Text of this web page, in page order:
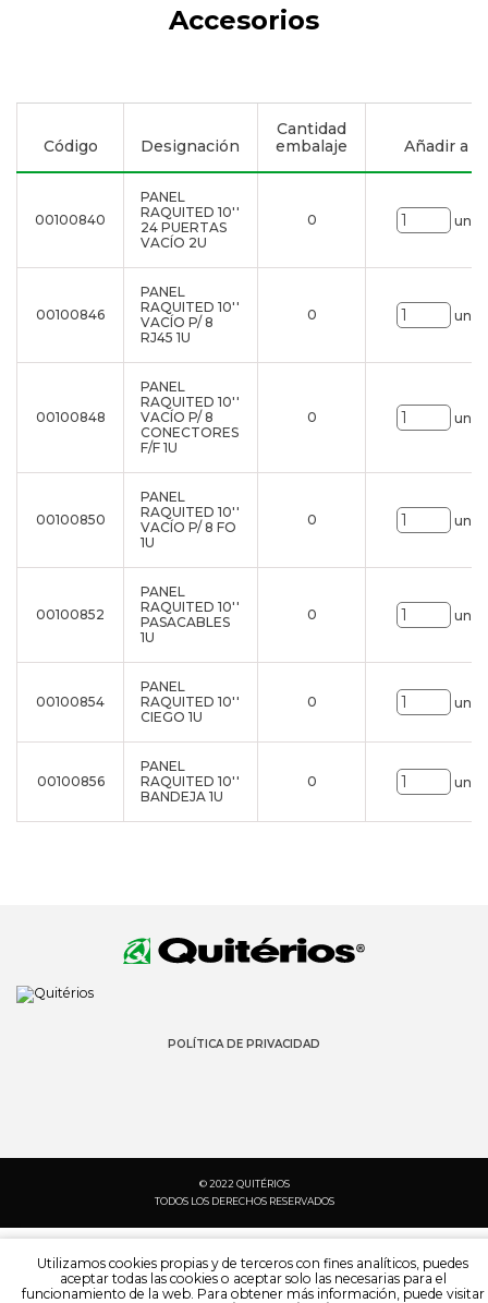
Accesorios
Código Designación
Cantidad
embalaje
Añadir a
00100840
PANEL
RAQUITED 10''
24 PUERTAS
VACÍO 2U
0 uni.
00100846
PANEL
RAQUITED 10''
VACÍO P/ 8
RJ45 1U
0 uni.
00100848
PANEL
RAQUITED 10''
VACÍO P/ 8
CONECTORES
F/F 1U
0 uni.
00100850
PANEL
RAQUITED 10''
VACÍO P/ 8 FO
1U
0 uni.
00100852
PANEL
RAQUITED 10''
PASACABLES
1U
0 uni.
00100854
PANEL
RAQUITED 10''
CIEGO 1U
0 uni.
00100856
PANEL
RAQUITED 10''
BANDEJA 1U
0 uni.
POLÍTICA DE PRIVACIDAD
© 2022 QUITÉRIOS
TODOS LOS DERECHOS RESERVADOS
Utilizamos cookies propias y de terceros con fines analíticos, puedes
aceptar todas las cookies o aceptar solo las necesarias para el
funcionamiento de la web. Para obtener más información, puede visitar